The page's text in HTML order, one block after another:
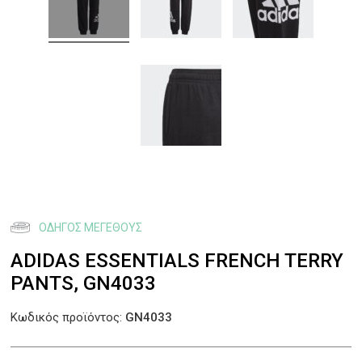
ADIDAS ESSENTIALS FRENCH TERRY
PANTS, GN4033
ΟΔΗΓΌΣ ΜΕΓΈΘΟΥΣ
Κωδικός προϊόντος: GN4033